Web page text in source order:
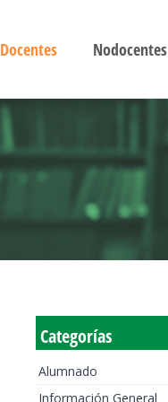
Docentes Nodocentes
Categorías
Alumnado
Información General